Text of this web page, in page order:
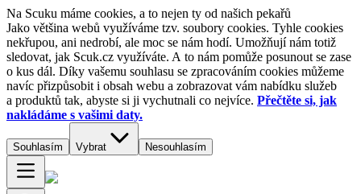
Na Scuku máme cookies, a to nejen ty od našich pekařů
Jako většina webů využíváme tzv. soubory cookies. Tyhle cookies
nekřupou, ani nedrobí, ale moc se nám hodí. Umožňují nám totiž
sledovat, jak Scuk.cz využíváte. A to nám pomůže posunout se zase
o kus dál. Díky vašemu souhlasu se zpracováním cookies můžeme
navíc přizpůsobit i obsah webu a zobrazovat vám nabídku služeb
a produktů tak, abyste si ji vychutnali co nejvíce. Přečtěte si, jak
nakládáme s vašimi daty.
Souhlasím Vybrat Nesouhlasím